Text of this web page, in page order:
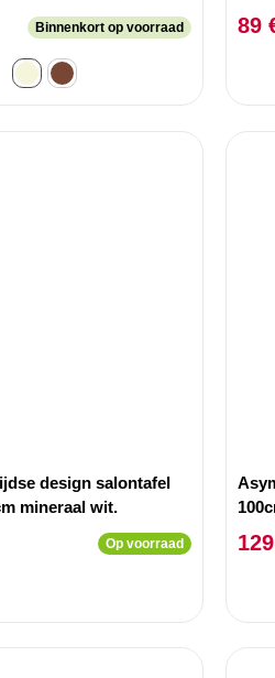
Binnenkort op voorraad 89
design salontafel
mineraal wit.
Op voorraad